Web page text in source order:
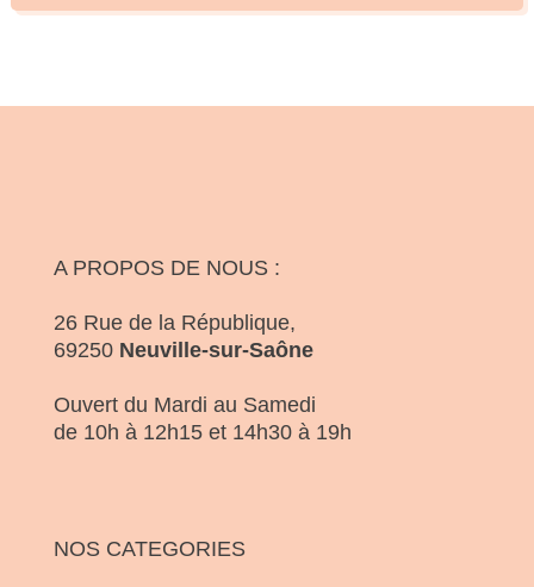
A PROPOS DE NOUS :
26 Rue de la République,
69250 Neuville-sur-Saône
Ouvert du Mardi au Samedi
de 10h à 12h15 et 14h30 à 19h
NOS CATEGORIES